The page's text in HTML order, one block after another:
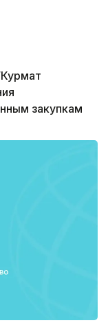
закупкам